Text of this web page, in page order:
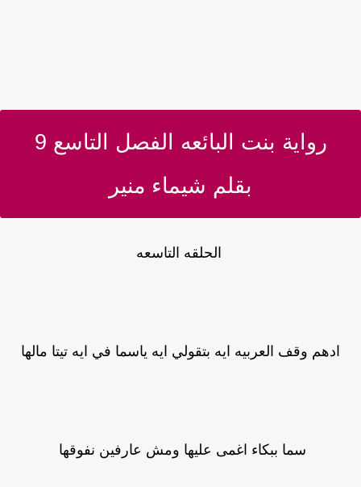
رواية بنت البائعه الفصل التاسع 9
بقلم شيماء منير
الحلقه التاسعه
ادهم وقف العربيه ايه بتقولي ايه ياسما في ايه تيتا مالها
سما ببكاء اغمى عليها ومش عارفين نفوقها